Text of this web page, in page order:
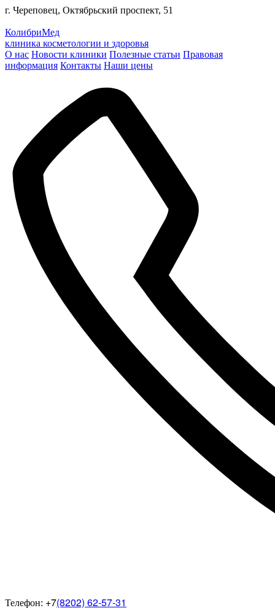
г. Череповец, Октябрьский проспект, 51
КолибриМед
клиника косметологии и здоровья
О нас Новости клиники Полезные статьи Правовая
информация Контакты Наши цены
Телефон: +7(8202) 62-57-31